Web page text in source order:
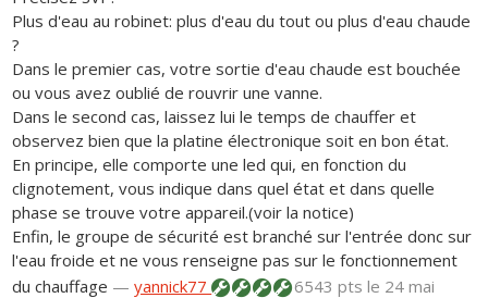
Plus d'eau au robinet: plus d'eau du tout ou plus d'eau chaude
?
Dans le premier cas, votre sortie d'eau chaude est bouchée
ou vous avez oublié de rouvrir une vanne.
Dans le second cas, laissez lui le temps de chauffer et
observez bien que la platine électronique soit en bon état.
En principe, elle comporte une led qui, en fonction du
clignotement, vous indique dans quel état et dans quelle
phase se trouve votre appareil.(voir la notice)
Enfin, le groupe de sécurité est branché sur l'entrée donc sur
l'eau froide et ne vous renseigne pas sur le fonctionnement
du chauffage —yannick77 6543 ptsle 24 mai